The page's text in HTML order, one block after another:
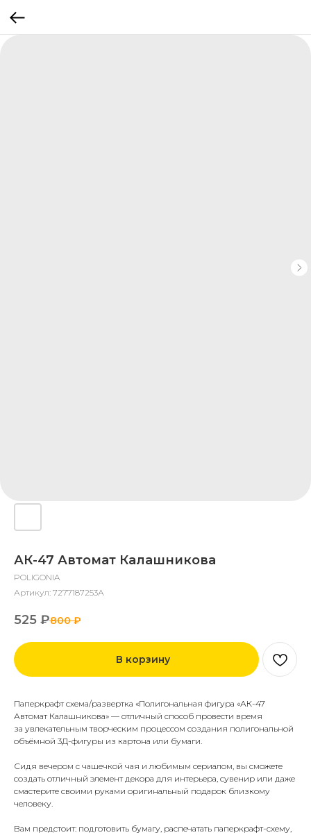
АК-47 Автомат Калашникова
POLIGONIA
Артикул: 7277187253А
525 ₽800 ₽
В корзину
Паперкрафт схема/развертка «Полигональная фигура «АК-47
Автомат Калашникова» — отличный способ провести время
за увлекательным творческим процессом создания полигональной
объёмной 3Д-фигуры из картона или бумаги.
Сидя вечером с чашечкой чая и любимым сериалом, вы сможете
создать отличный элемент декора для интерьера, сувенир или даже
смастерите своими руками оригинальный подарок близкому
человеку.
Вам предстоит: подготовить бумагу, распечатать паперкрафт-схему,